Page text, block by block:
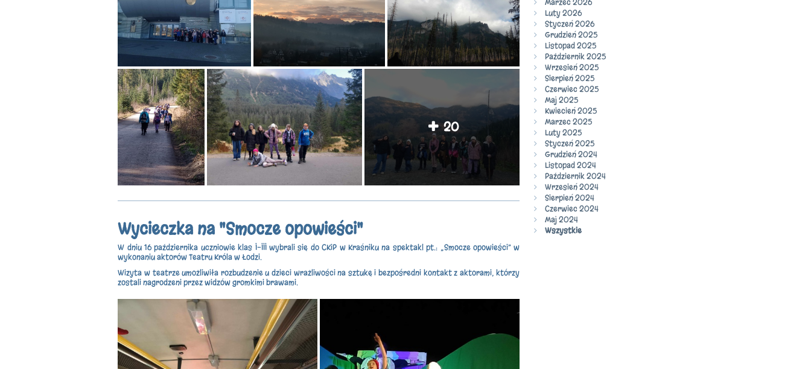
20
Wycieczka na "Smocze opowieści"
W dniu 16 października uczniowie klas I-III wybrali się do CKiP w Kraśniku na spektakl pt.: „Smocze opowieści” w
wykonaniu aktorów Teatru Króla w Łodzi.
Wizyta w teatrze umożliwiła rozbudzenie u dzieci wrażliwości na sztukę i bezpośredni kontakt z aktorami, którzy
zostali nagrodzeni przez widzów gromkimi brawami.
Luty 2026
Styczeń 2026
Grudzień 2025
Listopad 2025
Październik 2025
Wrzesień 2025
Sierpień 2025
Czerwiec 2025
Maj 2025
Kwiecień 2025
Marzec 2025
Luty 2025
Styczeń 2025
Grudzień 2024
Listopad 2024
Październik 2024
Wrzesień 2024
Sierpień 2024
Czerwiec 2024
Maj 2024
Wszystkie